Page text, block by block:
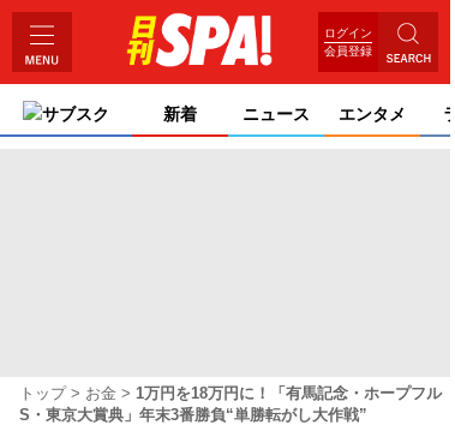
ログイン
会員登録
サブスク 新着 ニュース エンタメ
トップ お金
1万円を18万円に！「有馬記念・ホープフル
S・東京大賞典」年末3番勝負“単勝転がし大作戦”